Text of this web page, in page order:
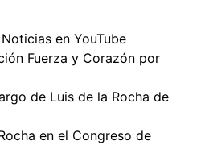
en YouTube
Fuerza y Corazón por
de Luis de la Rocha de
en el Congreso de